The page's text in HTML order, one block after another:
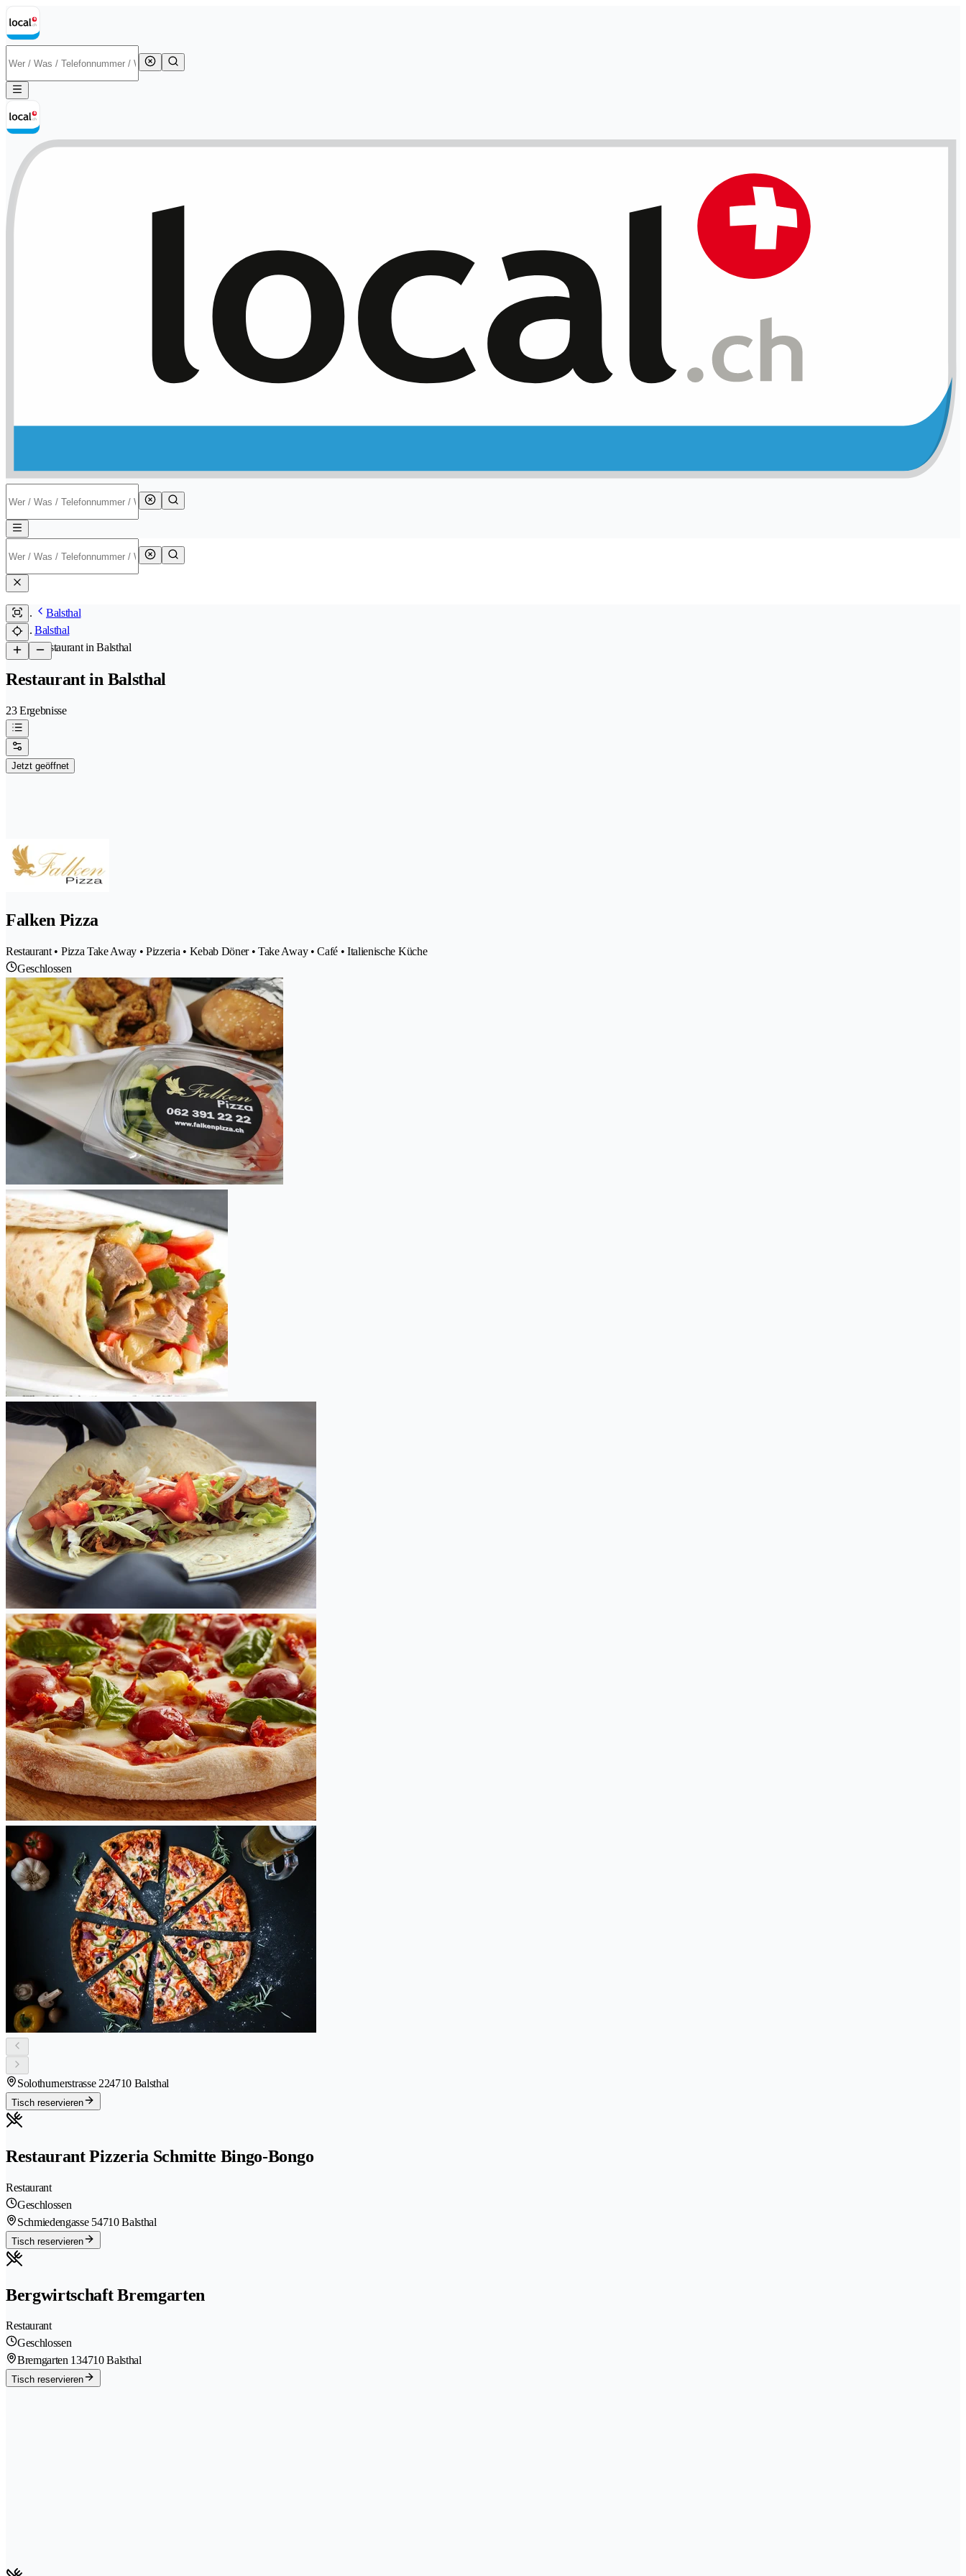
Balsthal
Balsthal
/Restaurant in Balsthal
Restaurant in Balsthal
23 Ergebnisse
Jetzt geöffnet
Falken Pizza
Restaurant • Pizza Take Away • Pizzeria • Kebab Döner • Take Away • Café • Italienische Küche
Geschlossen
Solothurnerstrasse 224710 Balsthal
Tisch reservieren
Restaurant Pizzeria Schmitte Bingo-Bongo
Restaurant
Geschlossen
Schmiedengasse 54710 Balsthal
Tisch reservieren
Bergwirtschaft Bremgarten
Restaurant
Geschlossen
Bremgarten 134710 Balsthal
Tisch reservieren